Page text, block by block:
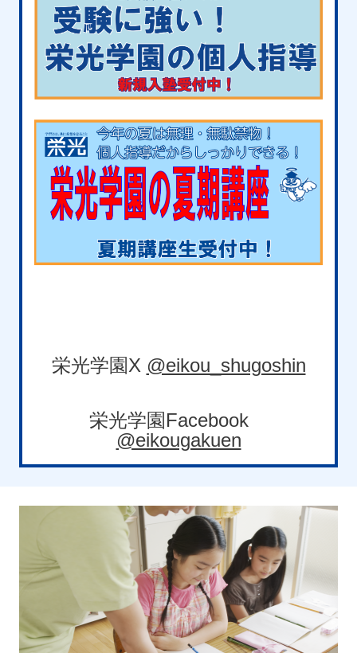
栄光学園X @eikou_shugoshin
栄光学園Facebook
@eikougakuen